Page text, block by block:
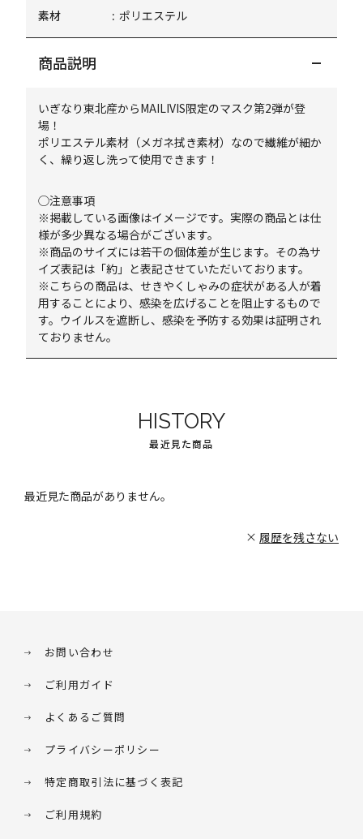
素材
ポリエステル
商品説明
いぎなり東北産からMAILIVIS限定のマスク第2弾が登
場！
ポリエステル素材（メガネ拭き素材）なので繊維が細か
く、繰り返し洗って使用できます！
◯注意事項
※掲載している画像はイメージです。実際の商品とは仕
様が多少異なる場合がございます。
※商品のサイズには若干の個体差が生じます。その為サ
イズ表記は「約」と表記させていただいております。
※こちらの商品は、せきやくしゃみの症状がある人が着
用することにより、感染を広げることを阻止するもので
す。ウイルスを遮断し、感染を予防する効果は証明され
ておりません。
HISTORY
最近見た商品
最近見た商品がありません。
履歴を残さない
お問い合わせ
ご利用ガイド
よくあるご質問
プライバシーポリシー
特定商取引法に基づく表記
ご利用規約